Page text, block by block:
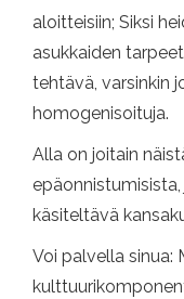
aloitteisiin; Siksi
asukkaiden
tehtävä, varsinkin
homogenisoituja.
Alla on joitain
käsiteltävä
Voi palvella sinua: